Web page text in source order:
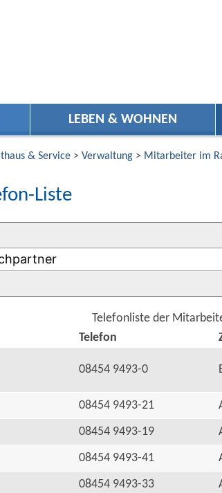
LEBEN & WOHNEN
& Service> Verwaltung> Mitarbeiter im
Liste
Telefonliste der
Telefon
08454 9493-0
08454 9493-21
08454 9493-19
08454 9493-41
08454 9493-33